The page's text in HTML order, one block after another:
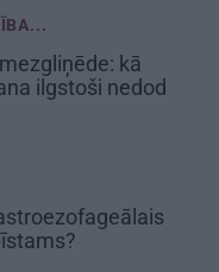
kā
ilgstoši nedod